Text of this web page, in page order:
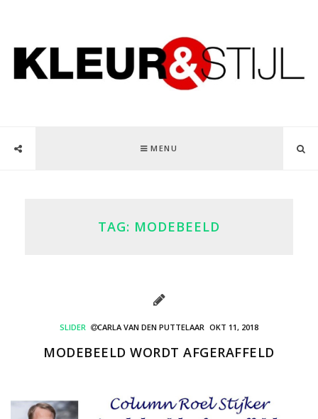
MENU
TAG: MODEBEELD
SLIDER CARLA VAN DEN PUTTELAAR OKT 11, 2018
MODEBEELD WORDT AFGERAFFELD